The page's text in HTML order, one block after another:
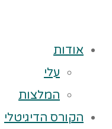
אודות
עלי
המלצות
הקורס הדיגיטלי